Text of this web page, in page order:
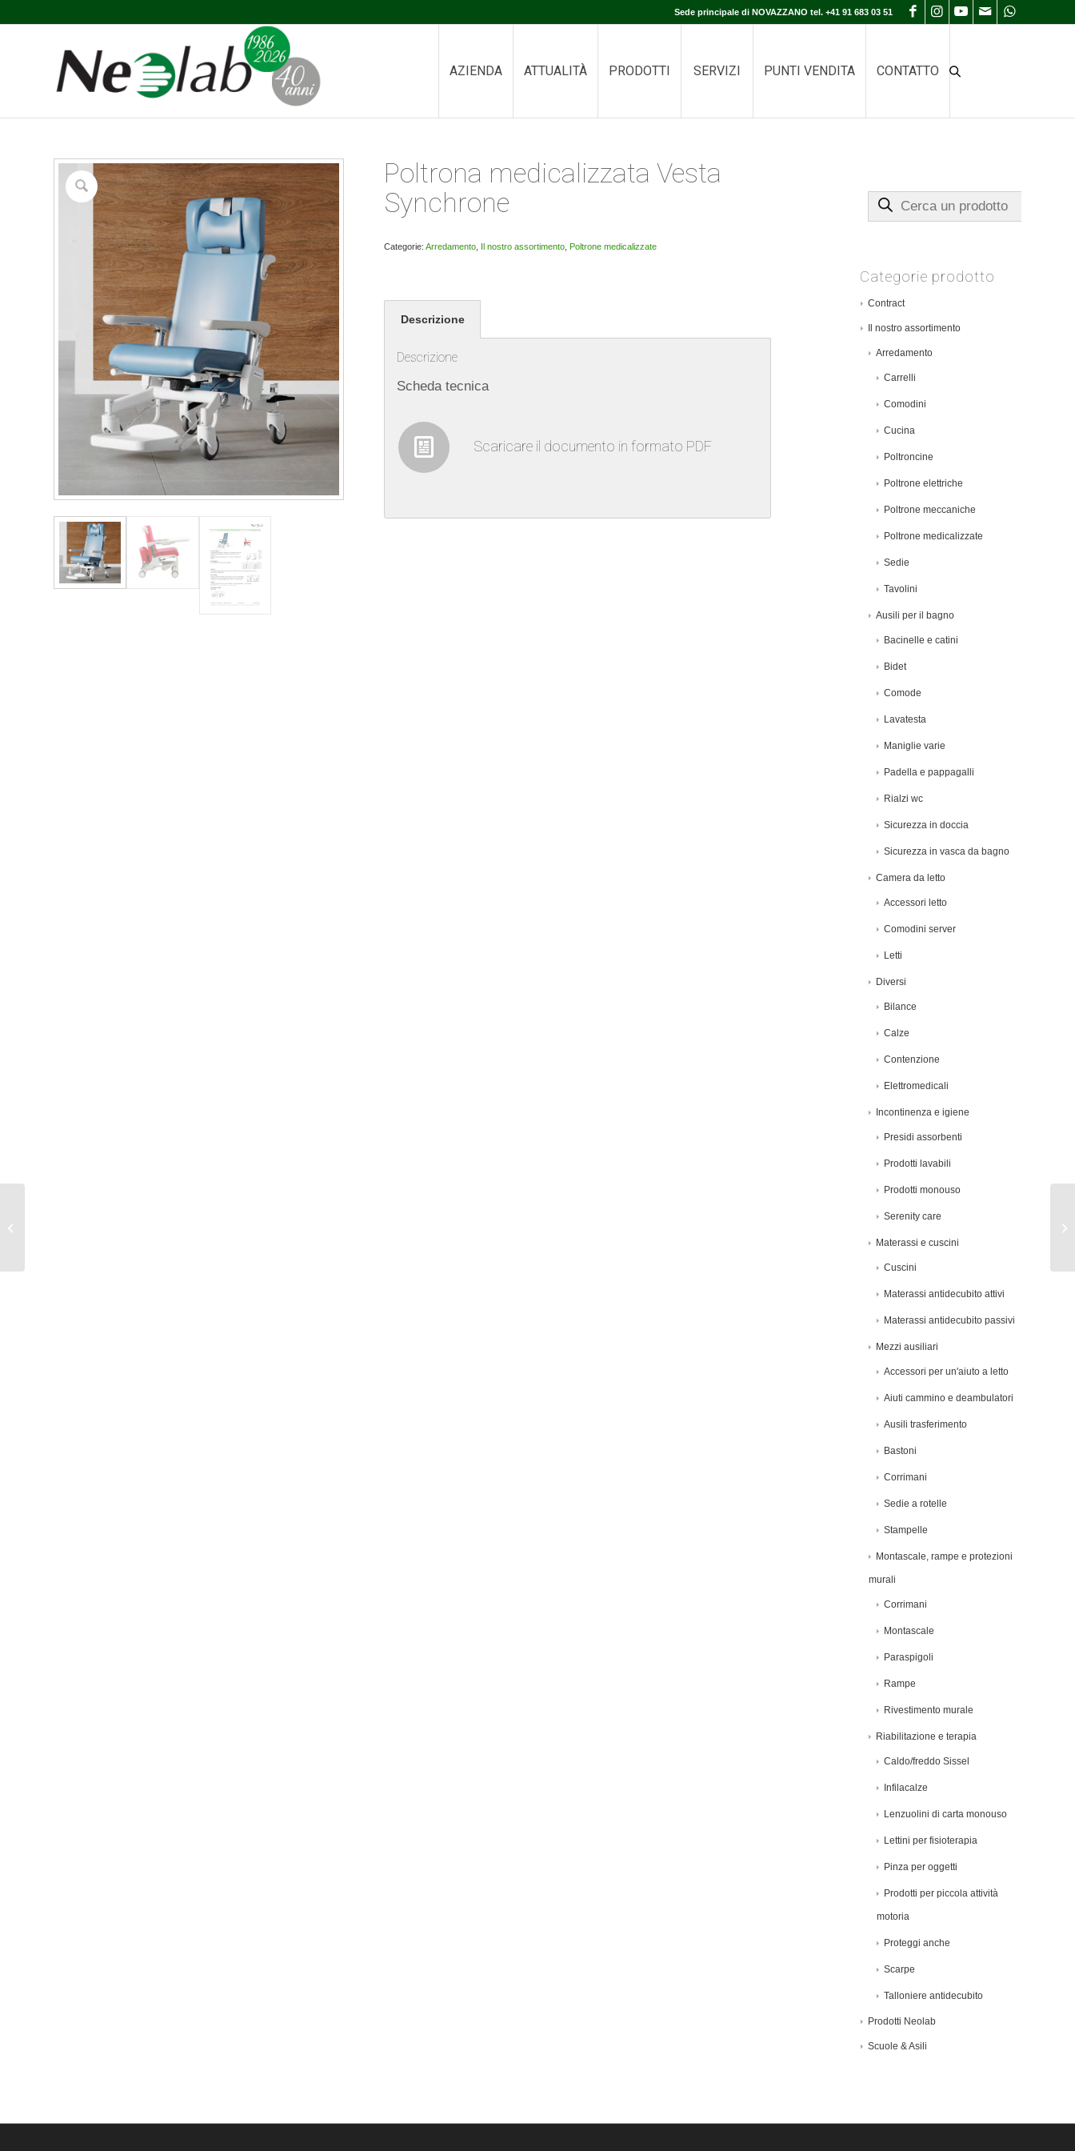
Sede principale di NOVAZZANO tel. +41 91 683 03 51
AZIENDA ATTUALITÀ PRODOTTI SERVIZI PUNTI VENDITA CONTATTO
Poltrona medicalizzata Vesta
Synchrone
Categorie: Arredamento Il nostro assortimento Poltrone medicalizzate
Descrizione
Descrizione
Scheda tecnica
Scaricare il documento in formato PDF
Cerca un prodotto
Categorie prodotto
Contract
Il nostro assortimento
Arredamento
Carrelli
Comodini
Cucina
Poltroncine
Poltrone elettriche
Poltrone meccaniche
Poltrone medicalizzate
Sedie
Tavolini
Ausili per il bagno
Bacinelle e catini
Bidet
Comode
Lavatesta
Maniglie varie
Padella e pappagalli
Rialzi wc
Sicurezza in doccia
Sicurezza in vasca da bagno
Camera da letto
Accessori letto
Comodini server
Letti
Diversi
Bilance
Calze
Contenzione
Elettromedicali
Incontinenza e igiene
Presidi assorbenti
Prodotti lavabili
Prodotti monouso
Serenity care
Materassi e cuscini
Cuscini
Materassi antidecubito attivi
Materassi antidecubito passivi
Mezzi ausiliari
Accessori per un'aiuto a letto
Aiuti cammino e deambulatori
Ausili trasferimento
Bastoni
Corrimani
Sedie a rotelle
Stampelle
Montascale, rampe e protezioni
murali
Corrimani
Montascale
Paraspigoli
Rampe
Rivestimento murale
Riabilitazione e terapia
Caldo/freddo Sissel
Infilacalze
Lenzuolini di carta monouso
Lettini per fisioterapia
Pinza per oggetti
Prodotti per piccola attività
motoria
Proteggi anche
Scarpe
Talloniere antidecubito
Prodotti Neolab
Scuole & Asili